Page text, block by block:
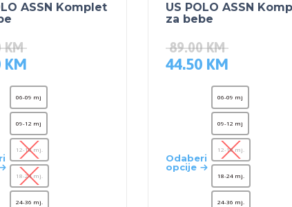
ASSN Komplet
KM
KM
06-09 mj
09-12 mj
12-18 mj.
18-24 mj.
24-36 mj.
US POLO ASSN
za bebe
89.00KM
44.50 KM
Odaberi
opcije
06-09 mj
09-12 mj
12-18 mj.
18-24 mj.
24-36 mj.